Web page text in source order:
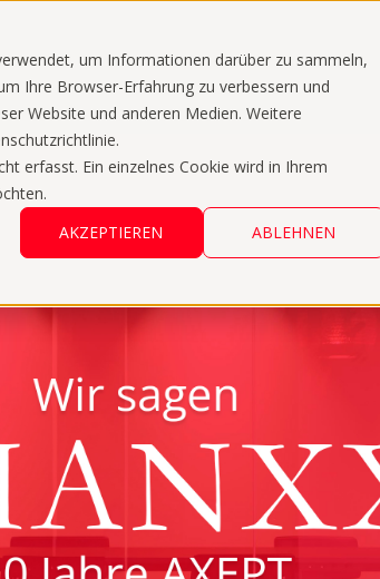
um Informationen darüber zu sammeln,
Ihre Browser-Erfahrung zu verbessern und
Website und anderen Medien. Weitere
erfasst. Ein einzelnes Cookie wird in Ihrem
AKZEPTIEREN ABLEHNEN